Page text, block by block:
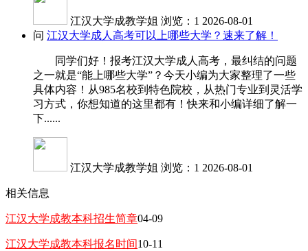
江汉大学成教学姐 浏览：1 2026-08-01
问 江汉大学成人高考可以上哪些大学？速来了解！
同学们好！报考江汉大学成人高考，最纠结的问题
之一就是“能上哪些大学”？今天小编为大家整理了一些
具体内容！从985名校到特色院校，从热门专业到灵活学
习方式，你想知道的这里都有！快来和小编详细了解一
下......
江汉大学成教学姐 浏览：1 2026-08-01
相关信息
江汉大学成教本科招生简章04-09
江汉大学成教本科报名时间10-11